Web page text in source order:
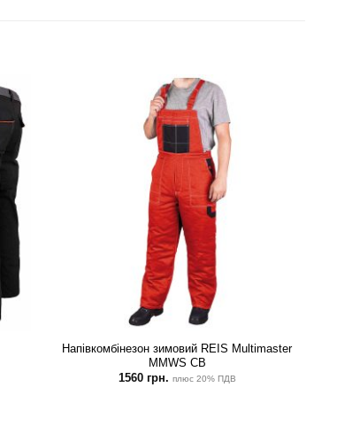
Напівкомбінезон зимовий REIS Multimaster
MMWS CB
1560 грн. плюс 20% ПДВ